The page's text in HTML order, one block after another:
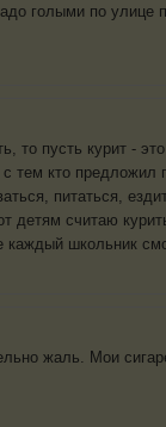
голыми по улице
то пусть курит -
тем кто предложил
питаться,
детям считаю
каждый школьник
жаль. Мои